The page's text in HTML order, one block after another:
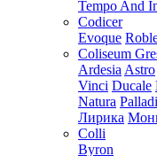
Tempo And
Codicer
Evoque
Coliseum
Ardesia Astro
Vinci Ducale
Natura
Лирика
Colli
Byron